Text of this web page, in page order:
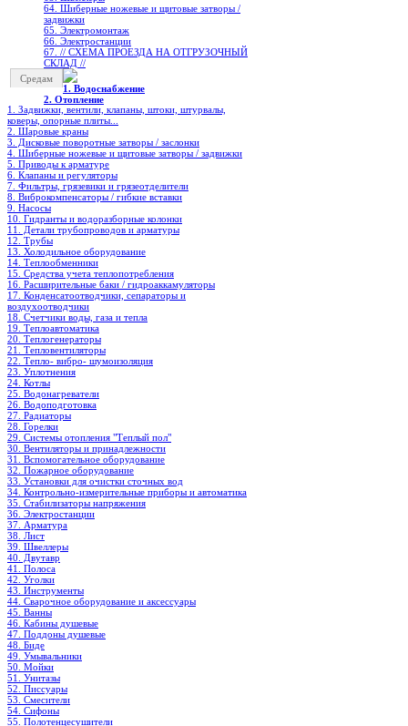
64. Шиберные ножевые и щитовые затворы /
задвижки
65. Электромонтаж
66. Электростанции
67. // СХЕМА ПРОЕЗДА НА ОТГРУЗОЧНЫЙ
СКЛАД //
Средам
1. Водоснабжение
2. Отопление
1. Задвижки, вентили, клапаны, штоки, штурвалы,
коверы, опорные плиты...
2. Шаровые краны
3. Дисковые поворотные затворы / заслонки
4. Шиберные ножевые и щитовые затворы / задвижки
5. Приводы к арматуре
6. Клапаны и регуляторы
7. Фильтры, грязевики и грязеотделители
8. Виброкомпенсаторы / гибкие вставки
9. Насосы
10. Гидранты и водоразборные колонки
11. Детали трубопроводов и арматуры
12. Трубы
13. Холодильное oборудование
14. Теплообменники
15. Средства учета теплопотребления
16. Расширительные баки / гидроаккамуляторы
17. Конденсатоотводчики, сепараторы и
воздухоотводчики
18. Счетчики воды, газа и тепла
19. Теплоавтоматика
20. Теплогенераторы
21. Тепловентиляторы
22. Тепло- вибро- шумоизоляция
23. Уплотнения
24. Котлы
25. Водонагреватели
26. Водоподготовка
27. Радиаторы
28. Горелки
29. Системы отопления "Теплый пол"
30. Вентиляторы и принадлежности
31. Вспомогательное оборудование
32. Пожарное оборудование
33. Установки для очистки сточных вод
34. Контрольно-измерительные приборы и автоматика
35. Стабилизаторы напряжения
36. Электростанции
37. Арматура
38. Лист
39. Швеллеры
40. Двутавр
41. Полоса
42. Уголки
43. Инструменты
44. Сварочное оборудование и аксессуары
45. Ванны
46. Кабины душевые
47. Поддоны душевые
48. Биде
49. Умывальники
50. Мойки
51. Унитазы
52. Писсуары
53. Смесители
54. Сифоны
55. Полотенцесушители